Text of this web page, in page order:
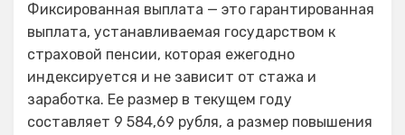
Фиксированная выплата — это гарантированная
выплата, устанавливаемая государством к
страховой пенсии, которая ежегодно
индексируется и не зависит от стажа и
заработка. Ее размер в текущем году
составляет 9 584,69 рубля, а размер повышения